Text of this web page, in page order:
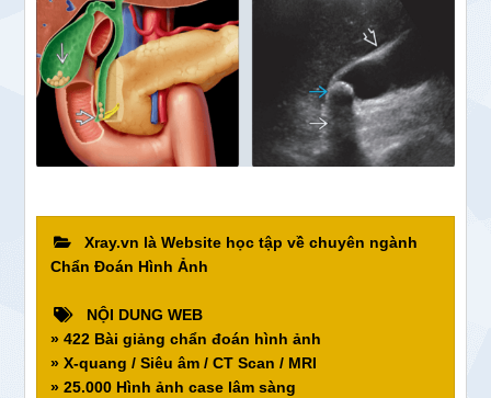
Xray.vn là Website học tập về chuyên ngành
Chẩn Đoán Hình Ảnh
NỘI DUNG WEB
» 422 Bài giảng chẩn đoán hình ảnh
» X-quang / Siêu âm / CT Scan / MRI
» 25.000 Hình ảnh case lâm sàng